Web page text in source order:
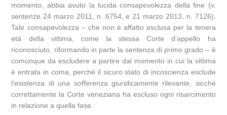
momento, abbia avuto la lucida consapevolezza della fine (v.
sentenze 24 marzo 2011, n. 6754, e 21 marzo 2013, n. 7126).
Tale consapevolezza – che non è affatto esclusa per la tenera
età della vittima, come la stessa Corte d’appello ha
riconosciuto, riformando in parte la sentenza di primo grado – è
comunque da escludere a partire dal momento in cui la vittima
è entrata in coma, perché il sicuro stato di incoscienza esclude
l’esistenza di una sofferenza giuridicamente rilevante, sicché
correttamente la Corte veneziana ha escluso ogni risarcimento
in relazione a quella fase.